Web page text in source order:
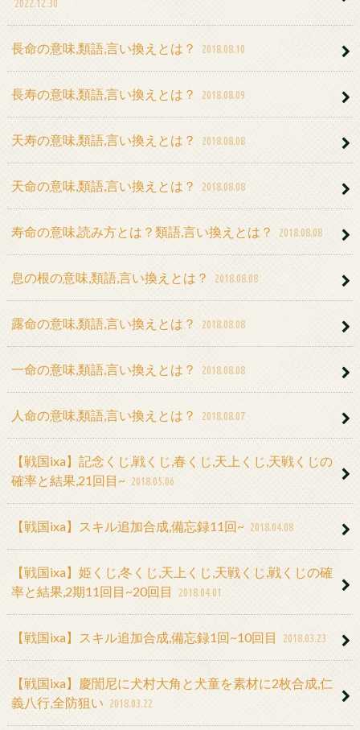
2022.12.30
長命の意味,類語,言い換えとは？ 2018.08.10
長寿の意味,類語,言い換えとは？ 2018.08.09
天寿の意味,類語,言い換えとは？ 2018.08.08
天命の意味,類語,言い換えとは？ 2018.08.08
寿命の意味,読み方とは？類語,言い換えとは？ 2018.08.08
息の根の意味,類語,言い換えとは？ 2018.08.08
露命の意味,類語,言い換えとは？ 2018.08.08
一命の意味,類語,言い換えとは？ 2018.08.08
人命の意味,類語,言い換えとは？ 2018.08.07
【戦国ixa】記念くじ,戦くじ,春くじ,天上くじ,天戦くじの
確率と結果,21回目~ 2018.05.06
【戦国ixa】スキル追加合成,備忘録11回~ 2018.04.08
【戦国ixa】姫くじ,冬くじ,天上くじ,天戦くじ,戦くじの確
率と結果,2期11回目~20回目
2018.04.01
【戦国ixa】スキル追加合成,備忘録1回~10回目 2018.03.23
【戦国ixa】慶誾尼に犬村大角と犬童を素材に2枚合成,仁
義八行,全防狙い 2018.03.22